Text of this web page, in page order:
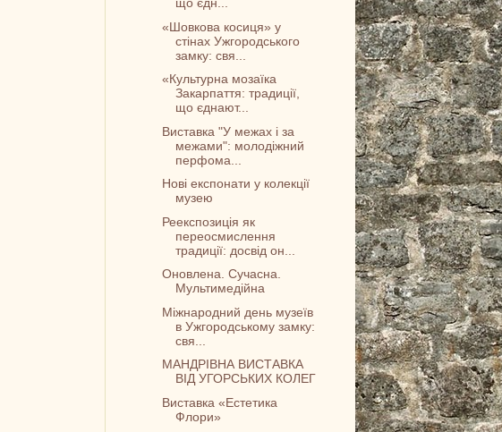
що єдн...
«Шовкова косиця» у
стінах Ужгородського
замку: свя...
«Культурна мозаїка
Закарпаття: традиції,
що єднают...
Виставка "У межах і за
межами": молодіжний
перфома...
Нові експонати у колекції
музею
Реекспозиція як
переосмислення
традиції: досвід он...
Оновлена. Сучасна.
Мультимедійна
Міжнародний день музеїв
в Ужгородському замку:
свя...
МАНДРІВНА ВИСТАВКА
ВІД УГОРСЬКИХ КОЛЕГ
Виставка «Естетика
Флори»